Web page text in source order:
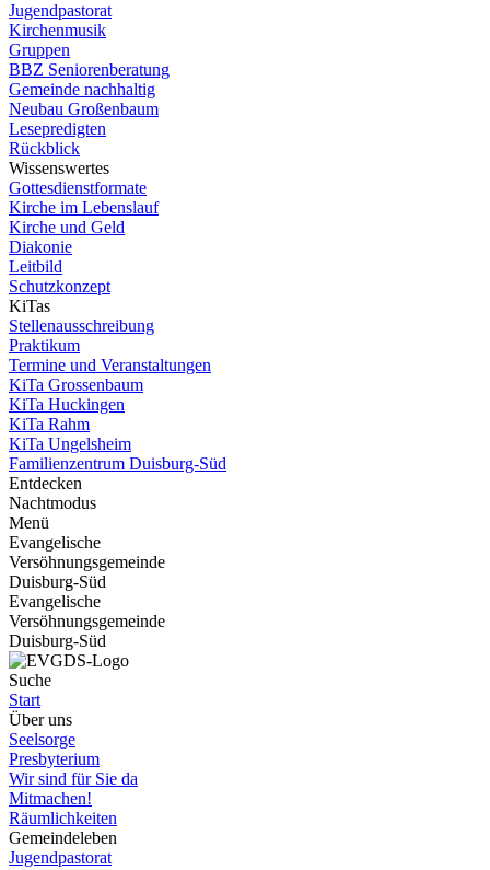
Jugendpastorat
Kirchenmusik
Gruppen
BBZ Seniorenberatung
Gemeinde nachhaltig
Neubau Großenbaum
Lesepredigten
Rückblick
Wissenswertes
Gottesdienstformate
Kirche im Lebenslauf
Kirche und Geld
Diakonie
Leitbild
Schutzkonzept
KiTas
Stellenausschreibung
Praktikum
Termine und Veranstaltungen
KiTa Grossenbaum
KiTa Huckingen
KiTa Rahm
KiTa Ungelsheim
Familienzentrum Duisburg-Süd
Entdecken
Nachtmodus
Menü
Evangelische
Versöhnungsgemeinde
Duisburg-Süd
Evangelische
Versöhnungsgemeinde
Duisburg-Süd
Suche
Start
Über uns
Seelsorge
Presbyterium
Wir sind für Sie da
Mitmachen!
Räumlichkeiten
Gemeindeleben
Jugendpastorat